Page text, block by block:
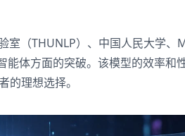
室（THUNLP）、中国人民大学、
体方面的突破。该模型的效率和
的理想选择。